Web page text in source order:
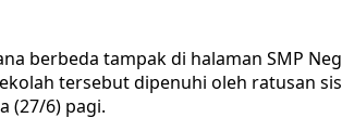
berbeda tampak di halaman SMP
tersebut dipenuhi oleh ratusan
(27/6) pagi.